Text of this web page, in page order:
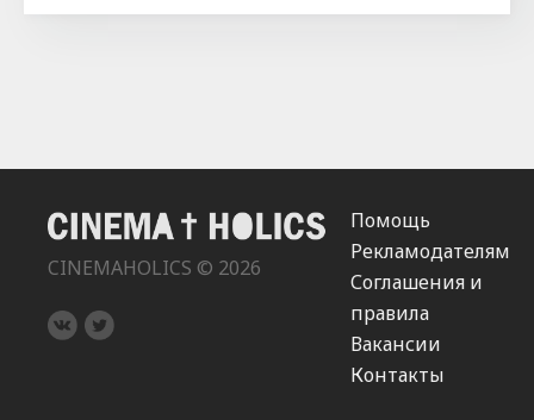
CINEMAHOLICS © 2026
Помощь
Рекламодателям
Соглашения и
правила
Вакансии
Контакты